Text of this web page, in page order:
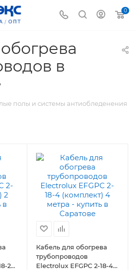
0
в
полы и системы антиобледенения
2
Кабель для обогрева
трубопроводов
Electrolux EFGPC 2-18-4